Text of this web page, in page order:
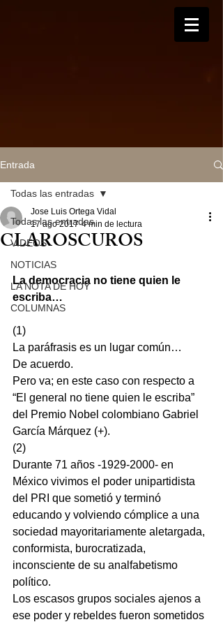
Entrada
Todas las entradas
VIDEOS
NOTICIAS
LA NOTA DE HOY
COLUMNAS
Todas las entradas
CLAROSCUROS
Jose Luis Ortega Vidal
17 ago 2017 4 min de lectura
La democracia no tiene quien le
escriba…
(1)
La paráfrasis es un lugar común…
De acuerdo.
Pero va; en este caso con respecto a
“El general no tiene quien le escriba”
del Premio Nobel colombiano Gabriel
García Márquez (+).
(2)
Durante 71 años -1929-2000- en
México vivimos el poder unipartidista
del PRI que sometió y terminó
educando y volviendo cómplice a una
sociedad mayoritariamente aletargada,
conformista, burocratizada,
inconsciente de su analfabetismo
político.
Los escasos grupos sociales ajenos a
ese poder y rebeldes fueron sometidos